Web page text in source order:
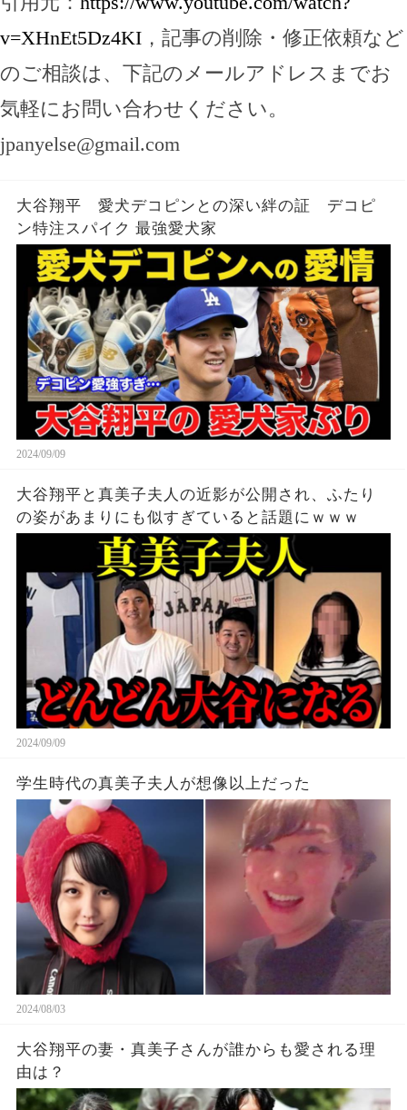
v=XHnEt5Dz4KI ，記事の削除・修正依頼など
のご相談は、下記のメールアドレスまでお
気軽にお問い合わせください。
jpanyelse@gmail.com
大谷翔平 愛犬デコピンとの深い絆の証 デコピ
ン特注スパイク 最強愛犬家
2024/09/09
大谷翔平と真美子夫人の近影が公開され、ふたり
の姿があまりにも似すぎていると話題にｗｗｗ
2024/09/09
学生時代の真美子夫人が想像以上だった
2024/08/03
大谷翔平の妻・真美子さんが誰からも愛される理
由は？